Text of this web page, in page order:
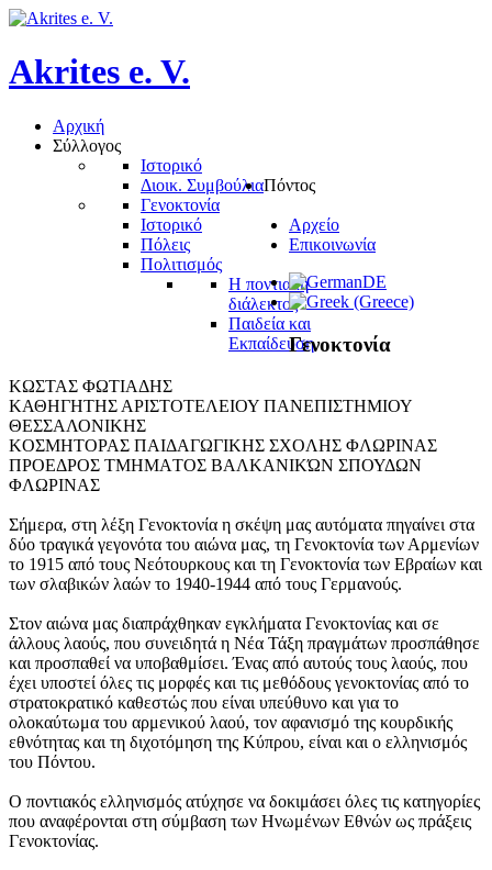
Akrites e. V.
Αρχική
Σύλλογος
Ιστορικό
Διοικ. ΣυμβούλιαΠόντος
Γενοκτονία
Ιστορικό
Πόλεις
Πολιτισμός
Η ποντιακή
διάλεκτος
Παιδεία και
Εκπαίδευση
Αρχείο
Επικοινωνία
Γενοκτονία
KΩΣTAΣ ΦΩTIAΔHΣ
ΚΑΘΗΓΗΤΗΣ ΑΡΙΣΤΟΤΕΛΕΙΟΥ ΠΑΝΕΠΙΣΤΗΜΙΟΥ
ΘΕΣΣΑΛΟΝΙΚΗΣ
KOΣMHTOPAΣ ΠAIΔAΓΩΓIKHΣ ΣXOΛHΣ ΦΛΩPINAΣ
ΠPOEΔPOΣ ΤΜΗΜΑTOΣ ΒΑΛΚΑΝΙΚΏΝ ΣΠΟΥΔΩΝ
ΦΛΩΡΙΝΑΣ
Σήμερα, στη λέξη Γενοκτονία η σκέψη μας αυτόματα πηγαίνει στα
δύο τραγικά γεγονότα του αιώνα μας, τη Γενοκτονία των Αρμενίων
το 1915 από τους Νεότουρκους και τη Γενοκτονία των Εβραίων και
των σλαβικών λαών το 1940-1944 από τους Γερμανούς.
Στον αιώνα μας διαπράχθηκαν εγκλήματα Γενοκτονίας και σε
άλλους λαούς, που συνειδητά η Νέα Τάξη πραγμάτων προσπάθησε
και προσπαθεί να υποβαθμίσει. Ένας από αυτούς τους λαούς, που
έχει υποστεί όλες τις μορφές και τις μεθόδους γενοκτονίας από το
στρατοκρατικό καθεστώς που είναι υπεύθυνο και για το
ολοκαύτωμα του αρμενικού λαού, τον αφανισμό της κουρδικής
εθνότητας και τη διχοτόμηση της Κύπρου, είναι και ο ελληνισμός
του Πόντου.
Ο ποντιακός ελληνισμός ατύχησε να δοκιμάσει όλες τις κατηγορίες
που αναφέρονται στη σύμβαση των Ηνωμένων Εθνών ως πράξεις
Γενοκτονίας.